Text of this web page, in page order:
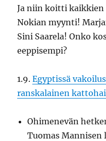
Ja niin koitti kaikkien
Nokian myynti!
Sini Saarela! Onko
eeppisempi?
1.9.Egyptissä
ranskalainen
Ohimenevän
Tuomas